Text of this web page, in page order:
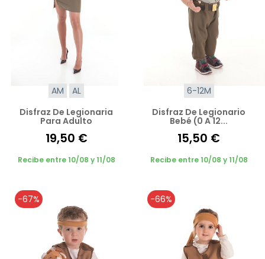
AM
AL
Disfraz De Legionaria
Para Adulto
19,50 €
Recibe entre 10/08 y 11/08
6-12M
Disfraz De Legionario
Bebé (0 A 12...
15,50 €
Recibe entre 10/08 y 11/08
-67% -66%